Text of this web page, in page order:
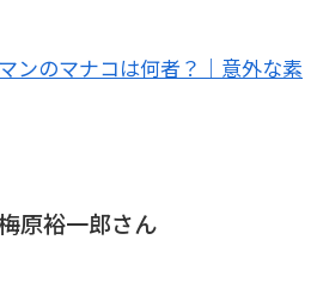
ンのマナコは何者？｜意外な素
原裕一郎さん